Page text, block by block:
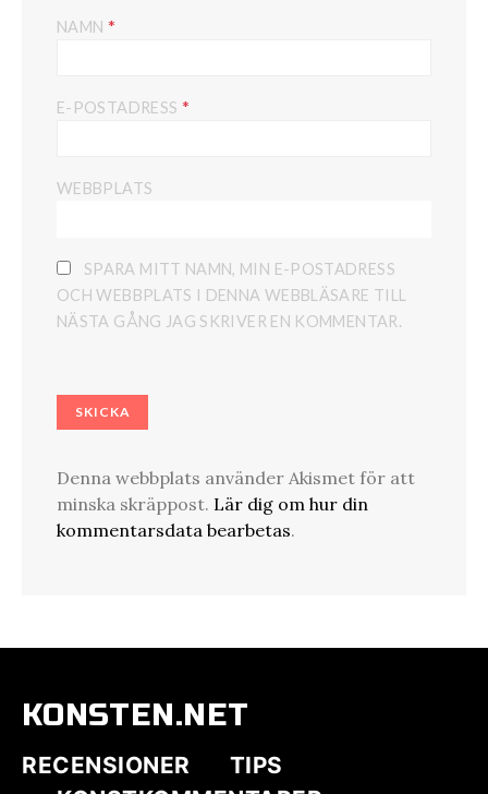
NAMN *
E-POSTADRESS *
WEBBPLATS
SPARA MITT NAMN, MIN E-POSTADRESS
OCH WEBBPLATS I DENNA WEBBLÄSARE TILL
NÄSTA GÅNG JAG SKRIVER EN KOMMENTAR.
Denna webbplats använder Akismet för att
minska skräppost. Lär dig om hur din
kommentarsdata bearbetas.
KONSTEN.NET
RECENSIONER
TIPS